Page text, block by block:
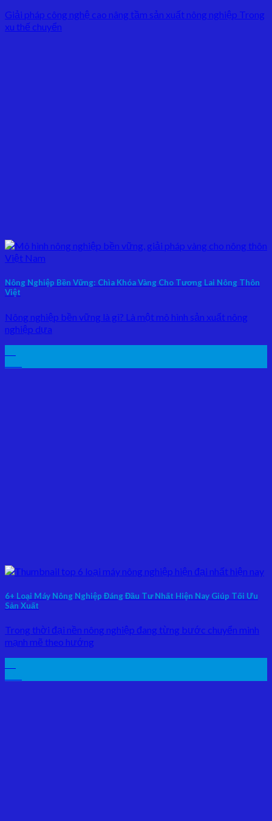
Giải pháp công nghệ cao nâng tầm sản xuất nông nghiệp Trong
xu thế chuyển
Nông Nghiệp Bền Vững: Chìa Khóa Vàng Cho Tương Lai Nông Thôn
Việt
Nông nghiệp bền vững là gì? Là một mô hình sản xuất nông
nghiệp dựa
6+ Loại Máy Nông Nghiệp Đáng Đầu Tư Nhất Hiện Nay Giúp Tối Ưu
Sản Xuất
Trong thời đại nền nông nghiệp đang từng bước chuyển mình
mạnh mẽ theo hướng